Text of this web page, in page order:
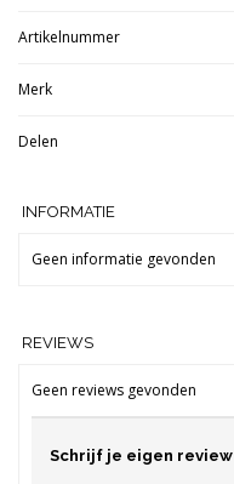
Artikelnummer
Merk
Delen
INFORMATIE
Geen informatie gevonden
REVIEWS
Geen reviews gevonden
Schrijf je eigen review